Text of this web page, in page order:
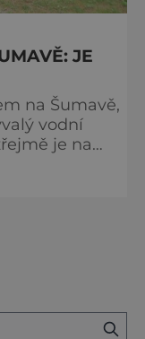
JE
na Šumavě,
vodní
je na
pocit